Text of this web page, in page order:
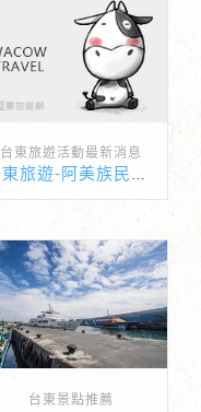
台東旅遊活動最新消息
台東旅遊-阿美族民俗中心重新開幕
台東景點推薦